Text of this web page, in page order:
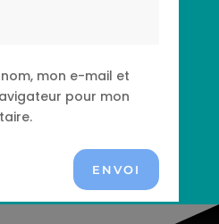
mon e-mail et
pour mon
ENVOI